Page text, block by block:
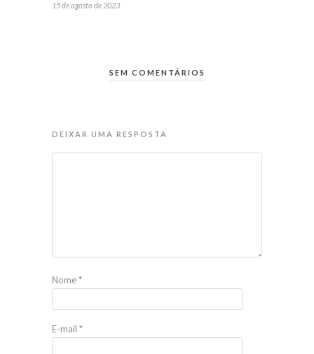
15 de agosto de 2023
SEM COMENTÁRIOS
DEIXAR UMA RESPOSTA
Nome*
E-mail *